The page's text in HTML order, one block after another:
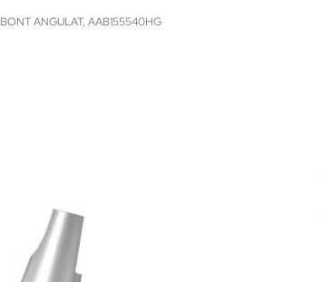
BONT ANGULAT, AAB155540HG